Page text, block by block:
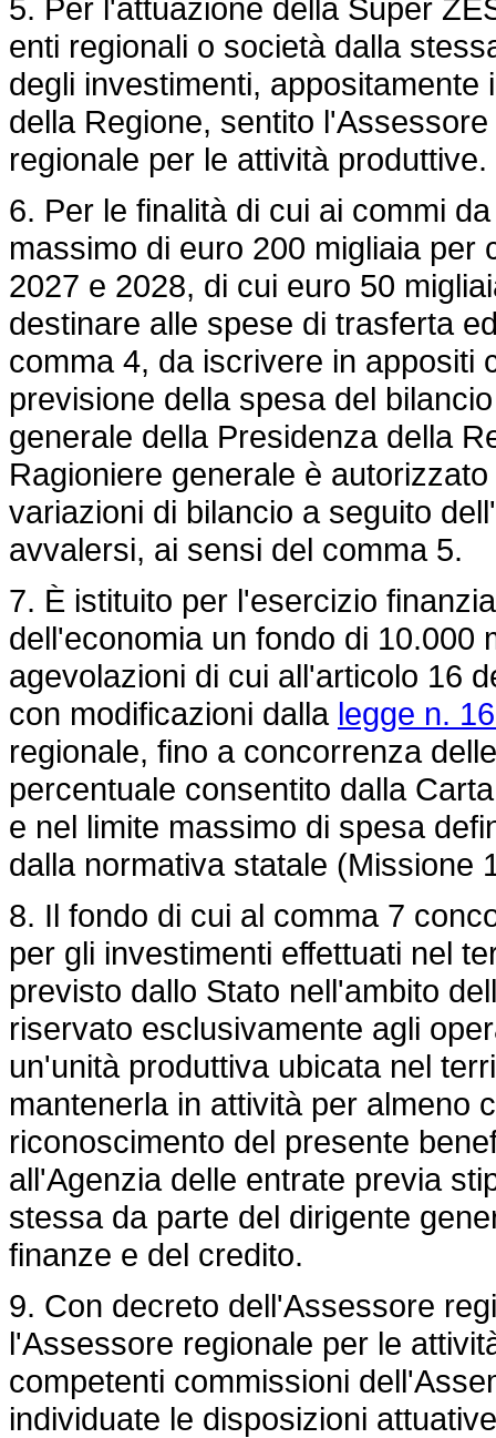
5. Per l'attuazione della Super
enti regionali o società dalla
degli investimenti,
della Regione, sentito
regionale per le attività produttive.
6. Per le finalità di cui ai commi
massimo di euro 200 migliaia
2027 e 2028, di cui euro 50
destinare alle spese di trasferta
comma 4, da iscrivere in appositi
previsione della spesa del
generale della Presidenza della
Ragioniere generale è
variazioni di bilancio a seguito
avvalersi, ai sensi del comma 5.
7. È istituito per l'esercizio
dell'economia un fondo di 10.000
agevolazioni di cui all'articolo 16
con modificazioni dalla legge n.
regionale, fino a concorrenza
percentuale consentito dalla
e nel limite massimo di spesa
dalla normativa statale (Missione
8. Il fondo di cui al comma 7
per gli investimenti effettuati nel
previsto dallo Stato nell'ambito
riservato esclusivamente agli
un'unità produttiva ubicata nel
mantenerla in attività per almeno
riconoscimento del presente
all'Agenzia delle entrate previa
stessa da parte del dirigente
finanze e del credito.
9. Con decreto dell'Assessore
l'Assessore regionale per le
competenti commissioni
individuate le disposizioni